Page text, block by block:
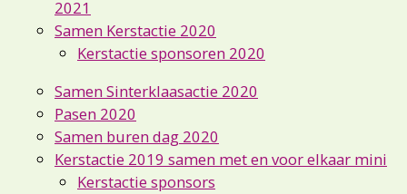
2021
Samen Kerstactie 2020
Kerstactie sponsoren 2020
Samen Sinterklaasactie 2020
Pasen 2020
Samen buren dag 2020
Kerstactie 2019 samen met en voor elkaar mini
Kerstactie sponsors